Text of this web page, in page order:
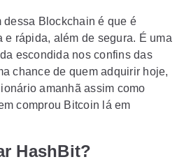
dessa Blockchain é que é
e rápida, além de segura. É uma
escondida nos confins das
chance de quem adquirir hoje,
amanhã assim como
comprou Bitcoin lá em
HashBit?